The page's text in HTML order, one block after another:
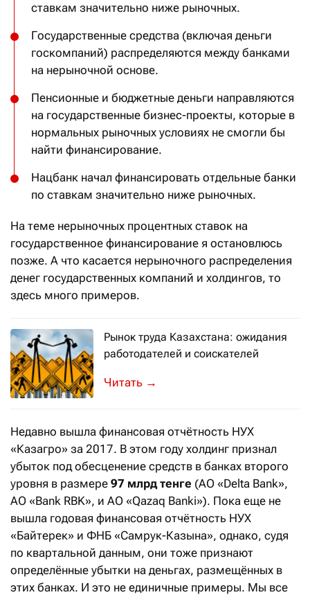
ставкам значительно ниже рыночных.
Государственные средства (включая деньги
госкомпаний) распределяются между банками
на нерыночной основе.
Пенсионные и бюджетные деньги направляются
на государственные бизнес-проекты, которые в
нормальных рыночных условиях не смогли бы
найти финансирование.
Нацбанк начал финансировать отдельные банки
по ставкам значительно ниже рыночных.
На теме нерыночных процентных ставок на
государственное финансирование я остановлюсь
позже. А что касается нерыночного распределения
денег государственных компаний и холдингов, то
здесь много примеров.
Рынок труда Казахстана: ожидания
работодателей и соискателей
Обзор подготовлен компанией
→
Недавно вышла финансовая отчётность НУХ
«Казагро» за 2017. В этом году холдинг признал
убыток под обесценение средств в банках второго
уровня в размере 97 млрд тенге (АО «Delta Bank»,
АО «Bank RBK», и АО «Qazaq Banki»). Пока еще не
вышла годовая финансовая отчётность НУХ
«Байтерек» и ФНБ «Самрук-Казына», однако, судя
по квартальной данным, они тоже признают
определённые убытки на деньгах, размещённых в
этих банках. И это не единичные примеры. Мы все